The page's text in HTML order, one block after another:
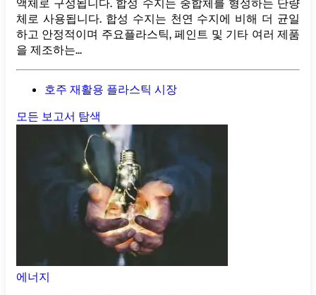
체로 사용됩니다. 합성 수지는 천연 수지에 비해 더 균일
하고 안정적이며 주요플라스틱, 페인트 및 기타 여러 제품
을 제조하는...
호주 재활용 플라스틱 시장
모든 보고서 탐색
에너지